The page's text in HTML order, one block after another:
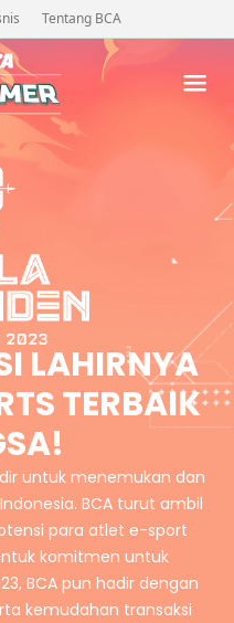
Tentang BCA
LAHIRNYA
TERBAIK
untuk menemukan dan
BCA turut ambil
para atlet e-sport
komitmen untuk
BCA pun hadir dengan
kemudahan transaksi